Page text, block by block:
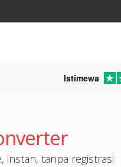
Istimewa
instan, tanpa registrasi